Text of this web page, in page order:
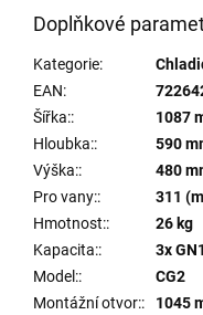
Doplňkové
Kategorie:
EAN:
Šířka::
1087
Hloubka::
590
Výška::
480
Pro vany::
311
Hmotnost::
26 kg
Kapacita::
3x
Model::
CG2
Montážní otvor:: 1045